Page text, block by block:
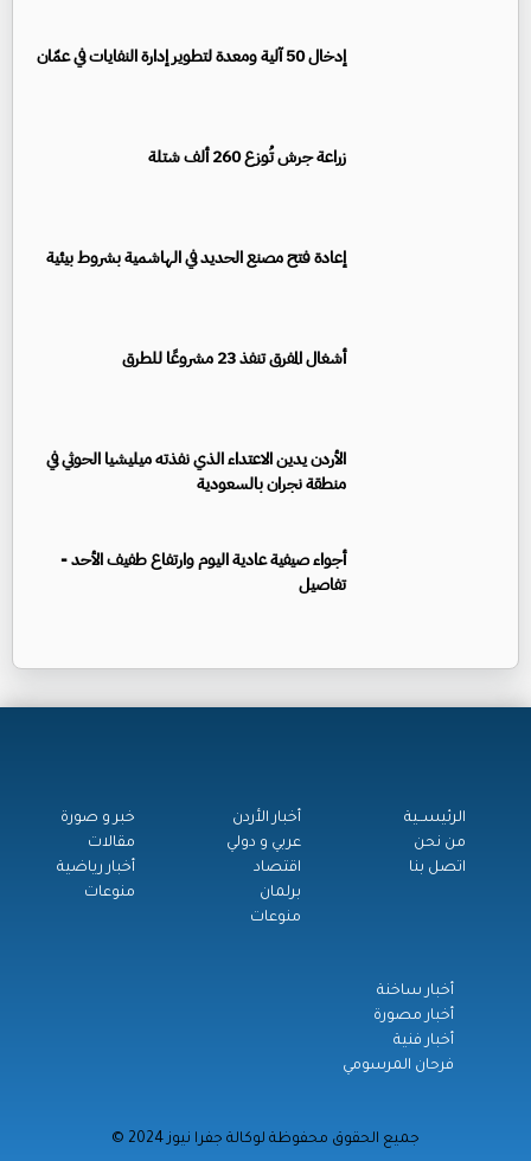
إدخال 50 آلية ومعدة لتطوير إدارة النفايات في عمّان
زراعة جرش تُوزع 260 ألف شتلة
إعادة فتح مصنع الحديد في الهاشمية بشروط بيئية
أشغال المفرق تنفذ 23 مشروعًا للطرق
الأردن يدين الاعتداء الذي نفذته ميليشيا الحوثي في
منطقة نجران بالسعودية
أجواء صيفية عادية اليوم وارتفاع طفيف الأحد -
تفاصيل
الرئيســية
من نحن
اتصل بنا
أخبار الأردن
عربي و دولي
اقتصاد
برلمان
منوعات
خبر و صورة
مقالات
أخبار رياضية
منوعات
أخبار ساخنة
أخبار مصورة
أخبار فنية
فرحان المرسومي
© جميع الحقوق محفوظة لوكالة جفرا نيوز 2024